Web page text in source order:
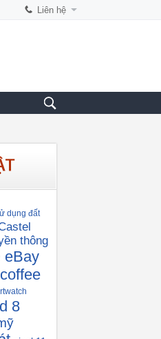
Liên hệ
dụng đất
thông
eBay
8